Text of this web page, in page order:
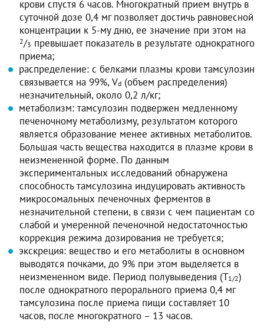
крови спустя 6 часов. Многократный прием внутрь в
суточной дозе 0,4 мг позволяет достичь равновесной
концентрации к 5-му дню, ее значение при этом на
2/3 превышает показатель в результате однократного
приема;
распределение: с белками плазмы крови тамсулозин
связывается на 99%, Vd (объем распределения)
незначительный, около 0,2 л/кг;
метаболизм: тамсулозин подвержен медленному
печеночному метаболизму, результатом которого
является образование менее активных метаболитов.
Большая часть вещества находится в плазме крови в
неизмененной форме. По данным
экспериментальных исследований обнаружена
способность тамсулозина индуцировать активность
микросомальных печеночных ферментов в
незначительной степени, в связи с чем пациентам со
слабой и умеренной печеночной недостаточностью
коррекция режима дозирования не требуется;
экскреция: вещество и его метаболиты в основном
выводятся почками, до 9% при этом выделяется в
неизмененном виде. Период полувыведения (T1/2)
после однократного перорального приема 0,4 мг
тамсулозина после приема пищи составляет 10
часов, после многократного – 13 часов.